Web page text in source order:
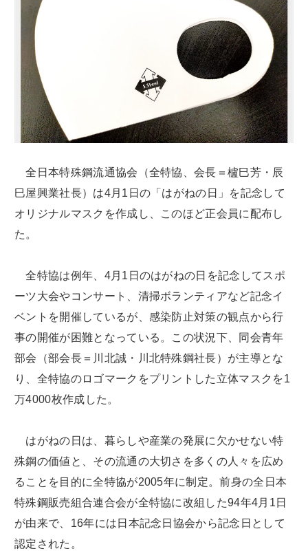
全日本特殊鋼流通協会（全特協、会長＝櫨巳芳・辰
巳屋興業社長）は4月1日の「はがねの日」を記念して
オリジナルマスクを作成し、このほど正会員に配布し
た。
全特協は例年、4月1日のはがねの日を記念してスポ
ーツ大会やコンサート、清掃ボランティアなど記念イ
ベントを開催しているが、感染防止対策の観点から行
事の開催が困難となっている。この状況下、同会青年
部会（部会長＝川北誠・川北特殊鋼社長）が主導とな
り、全特協のロゴマークをプリントした立体マスクを1
万4000枚作成した。
はがねの日は、暮らしや産業の発展に欠かせない特
殊鋼の価値と、その流通の大切さを多くの人々を広め
ることを目的に全特協が2005年に制定。前身の全日本
特殊鋼販売組合連合会が全特協に改組した94年4月1日
が由来で、16年には日本記念日協会から記念日として
認定された。